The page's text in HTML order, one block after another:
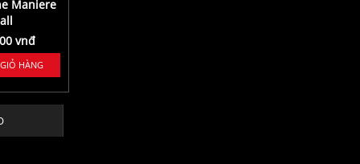
Maniere
vnđ
HÀNG